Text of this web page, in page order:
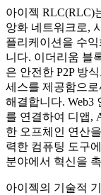
아이젝 RLC(RLC)
앙화 네트워크로,
플리케이션을 수
니다. 이더리움 블
은 안전한 P2P 방
세스를 제공함으
해결합니다. Web3
를 연결하여 디앱,
한 오프체인 연산
력한 컴퓨팅 도구
분야에서 혁신을
아이젝의 기술적